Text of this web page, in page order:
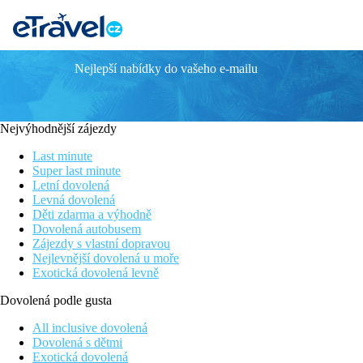
Atrium Palace
Luxusní hotel v subtropické zahradě
Možnost snídaní, polopenze, all inclusive
V nabídce pokoje s privátním bazénem, rodinné pokoj a vily
Pláž s "Modrou vlajkou" kvality
Poloha
10 minut chůze od vesničky Kalathos s pár restauracemi a
Letiště Rhodos je vzdáleno zhruba 45 km od hotelu.
Vybavení
Hlavní budova se dvěma křídly a vilami v zahradě, recepce,
bar, 2 bary u bazénu, minimarket s mezinárodním tiskem,
lehátky a slunečníky zdarma, osušky oproti kauci. Konferenční
Pokoje
Nejlepší nabídky do vašeho e-mailu
Nejvýhodnější zájezdy
Last minute
Super last minute
Letní dovolená
Levná dovolená
Děti zdarma a výhodně
Dovolená autobusem
Zájezdy s vlastní dopravou
Nejlevnější dovolená u moře
Exotická dovolená levně
Dovolená podle gusta
All inclusive dovolená
Dovolená s dětmi
Exotická dovolená